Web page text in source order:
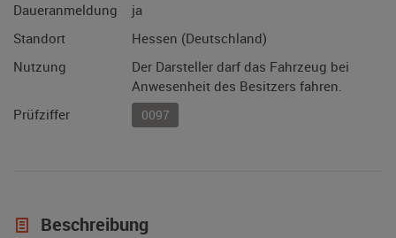
Daueranmeldung
ja
Standort
Hessen (Deutschland)
Nutzung
Der Darsteller darf das Fahrzeug bei
Anwesenheit des Besitzers fahren.
Prüfziffer
0097
Beschreibung